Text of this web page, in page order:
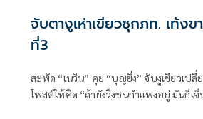
จับตางูเห่าเขียวซุกภท. เท้งขายฝันทำงานปี
ที่3
สะพัด “เนวิน” คุย “บุญยิ่ง” จับงูเขียวเป
โพสต์ให้คิด “ถ้ายังวิ่งชนกำแพงอยู่ มันก็เ